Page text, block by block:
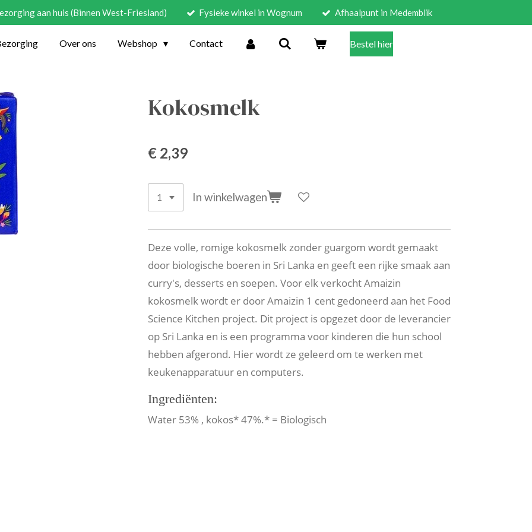
aan huis (Binnen West-Friesland) Fysieke winkel in Wognum Afhaalpunt in Medemblik
Over ons Webshop Contact Bestel hier
Kokosmelk
€ 2,39
In winkelwagen
Deze volle, romige kokosmelk zonder guargom wordt gemaakt
door biologische boeren in Sri Lanka en geeft een rijke smaak aan
curry's, desserts en soepen. Voor elk verkocht Amaizin
kokosmelk wordt er door Amaizin 1 cent gedoneerd aan het Food
Science Kitchen project. Dit project is opgezet door de leverancier
op Sri Lanka en is een programma voor kinderen die hun school
hebben afgerond. Hier wordt ze geleerd om te werken met
keukenapparatuur en computers.
Ingrediënten:
Water 53% , kokos* 47%.* = Biologisch